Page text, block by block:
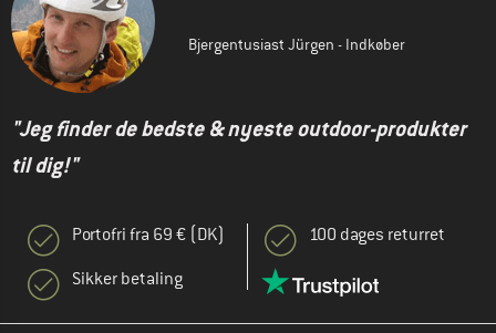
Bjergentusiast Jürgen - Indkøber
"Jeg finder de bedste & nyeste outdoor-produkter
til dig!"
Portofri fra 69 € (DK)
Sikker betaling
100 dages returret